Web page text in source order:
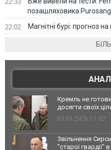
22:33
позашляховика
22:02 Магнітні бурі: прогноз на
Кремль не
досягти своїх
03.08.2026 13:02
Звільнення
"старої гвардії"